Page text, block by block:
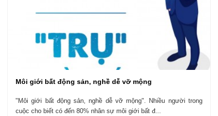
Môi giới bất động sản, nghề dễ vỡ mộng
"Môi giới bất động sản, nghề dễ vỡ mộng". Nhiều người trong
cuộc cho biết có đến 80% nhân sự môi giới bất đ...